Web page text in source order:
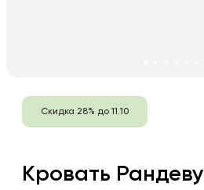
Скидка 28% до 11.10
Кровать Рандеву